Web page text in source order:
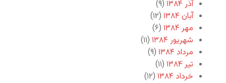
آذر ۱۳۸۴
(۹)
آبان ۱۳۸۴
(۱۲)
مهر ۱۳۸۴
(۶)
شهریور ۱۳۸۴
(۱۱)
مرداد ۱۳۸۴
(۹)
تیر ۱۳۸۴
(۱۱)
خرداد ۱۳۸۴
(۱۲)